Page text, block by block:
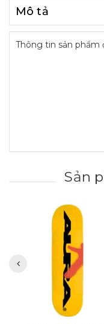
Mô tả
Thông tin sản phẩm
Sản